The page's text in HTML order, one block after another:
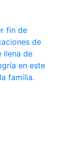
fin de
de
llena de
en este
familia.